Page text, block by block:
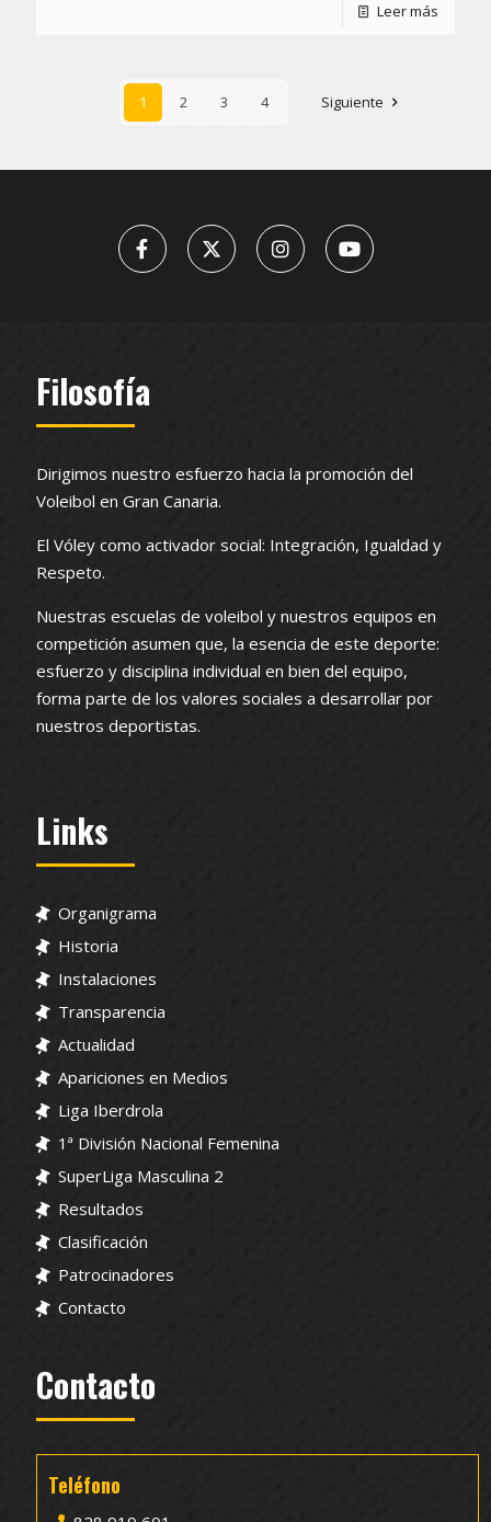
Leer más
1 2 3 4 Siguiente
Filosofía
Dirigimos nuestro esfuerzo hacia la promoción del
Voleibol en Gran Canaria.
El Vóley como activador social: Integración, Igualdad y
Respeto.
Nuestras escuelas de voleibol y nuestros equipos en
competición asumen que, la esencia de este deporte:
esfuerzo y disciplina individual en bien del equipo,
forma parte de los valores sociales a desarrollar por
nuestros deportistas.
Links
Organigrama
Historia
Instalaciones
Transparencia
Actualidad
Apariciones en Medios
Liga Iberdrola
1ª División Nacional Femenina
SuperLiga Masculina 2
Resultados
Clasificación
Patrocinadores
Contacto
Contacto
Teléfono